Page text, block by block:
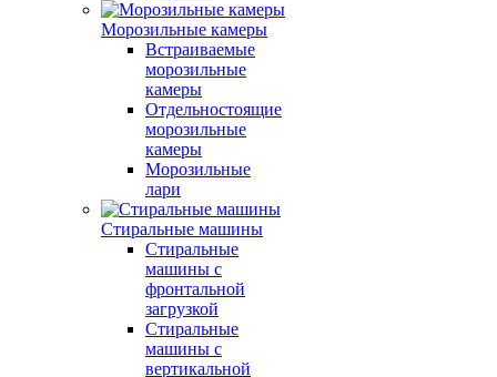
Морозильные камеры
Встраиваемые
морозильные
камеры
Отдельностоящие
морозильные
камеры
Морозильные
лари
Стиральные машины
Стиральные
машины с
фронтальной
загрузкой
Стиральные
машины с
вертикальной